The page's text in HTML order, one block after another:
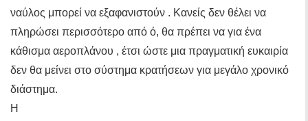
ναύλος μπορεί να εξαφανιστούν . Κανείς δεν θέλει να
πληρώσει περισσότερο από ό, θα πρέπει να για ένα
κάθισμα αεροπλάνου , έτσι ώστε μια πραγματική ευκαιρία
δεν θα μείνει στο σύστημα κρατήσεων για μεγάλο χρονικό
διάστημα.
Η